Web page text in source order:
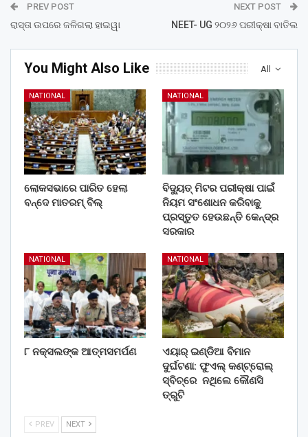
PREV POST
ରାସ୍ତା ଉପରେ ଜଳିଗଲା ହାଇୱା
NEXT POST
NEET- UG ୨୦୨୬ ପରୀକ୍ଷା ବାତିଲ
All
You Might Also Like
NATIONAL
ଲୋକସଭାରେ ପାରିତ ହେଲା
ବନ୍ଦେ ମାତରମ୍‌ ବିଲ୍‌
NATIONAL
ବିଦ୍ୟୁତ୍ ମିଟର ପରୀକ୍ଷା ପାଇଁ
ନିୟମ ସଂଶୋଧନ କରିବାକୁ
ପ୍ରସ୍ତୁତ ହେଉଛନ୍ତି କେନ୍ଦ୍ର
ସରକାର
NATIONAL
୮ ନକ୍ସଲଙ୍କ ଆତ୍ମସମର୍ପଣ
NATIONAL
ଏୟାର୍ ଇଣ୍ଡିଆ ବିମାନ
ଦୁର୍ଘଟଣା: ଫୁଏଲ୍‌ କଣ୍ଟ୍ରୋଲ୍‌
ସ୍ବିଚ୍‌ରେ ନଥିଲେ କୌଣସି
ତ୍ରୁଟି
PREV NEXT